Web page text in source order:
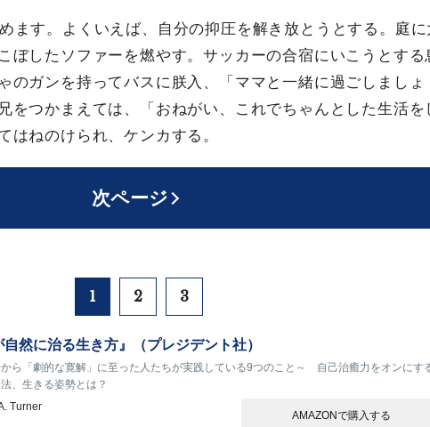
ます。よくいえば、自分の抑圧を解き放とうとする。庭に
ぼしたソファーを燃やす。サッカーの合宿にいこうとする
のガンを持ってバスに朕入、「ママと一緒に過ごしましょ
をつかまえては、「おねがい、これでちゃんとした生活を
はねのけられ、ケンカする。
次ページ
1 2 3
自然に治る生き方』（プレジデント社）
から「劇的な寛解」に至った人たちが実践している9つのこと～ 自己治癒力をオンにす
、生きる姿勢とは？
Turner
AMAZONで購入する